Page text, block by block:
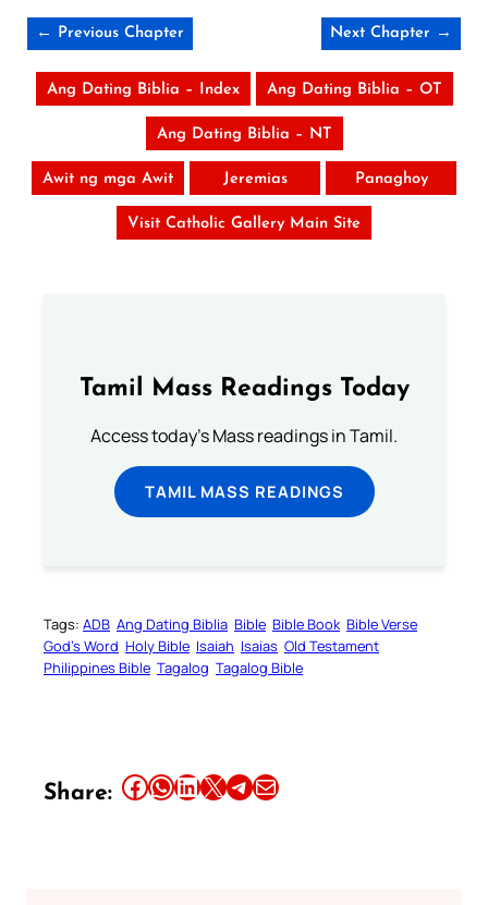
← Previous Chapter Next Chapter →
Ang Dating Biblia – Index Ang Dating Biblia – OT
Ang Dating Biblia – NT
Awit ng mga Awit Jeremias Panaghoy
Visit Catholic Gallery Main Site
Tamil Mass Readings Today
Access today's Mass readings in Tamil.
TAMIL MASS READINGS
Tags: ADB Ang Dating Biblia Bible Bible Book Bible Verse
God’s Word Holy Bible Isaiah Isaias Old Testament
Philippines Bible Tagalog Tagalog Bible
Share: Share this article on Facebook Share this article on WhatsApp Share this article on LinkedIn Share this article on X Share this article on TelegramEmail this Article